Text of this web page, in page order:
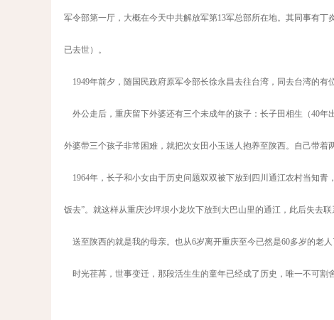
军令部第一厅，大概在今天中共解放军第13军总部所在地。其同事有
已去世）。
1949年前夕，随国民政府原军令部长徐永昌去往台湾，同去台湾的有
外公走后，重庆留下外婆还有三个未成年的孩子：长子田相生（40年
外婆带三个孩子非常困难，就把次女田小玉送人抱养至陕西。自己带着
1964年，长子和小女由于历史问题双双被下放到四川通江农村当知
饭去”。就这样从重庆沙坪坝小龙坎下放到大巴山里的通江，此后失去联
送至陕西的就是我的母亲。也从6岁离开重庆至今已然是60多岁的老人
时光荏苒，世事变迁，那段活生生的童年已经成了历史，唯一不可割